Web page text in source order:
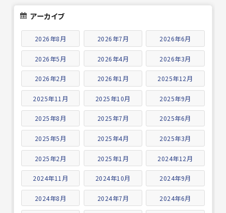
アーカイブ
2026年8月 2026年7月 2026年6月
2026年5月 2026年4月 2026年3月
2026年2月 2026年1月 2025年12月
2025年11月 2025年10月 2025年9月
2025年8月 2025年7月 2025年6月
2025年5月 2025年4月 2025年3月
2025年2月 2025年1月 2024年12月
2024年11月 2024年10月 2024年9月
2024年8月 2024年7月 2024年6月